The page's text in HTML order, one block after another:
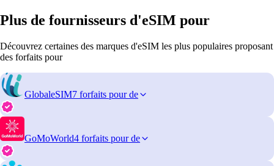
Plus de fournisseurs d'eSIM pour
Découvrez certaines des marques d'eSIM les plus populaires proposant
des forfaits pour
GlobaleSIM7 forfaits pour de
GoMoWorld4 forfaits pour de